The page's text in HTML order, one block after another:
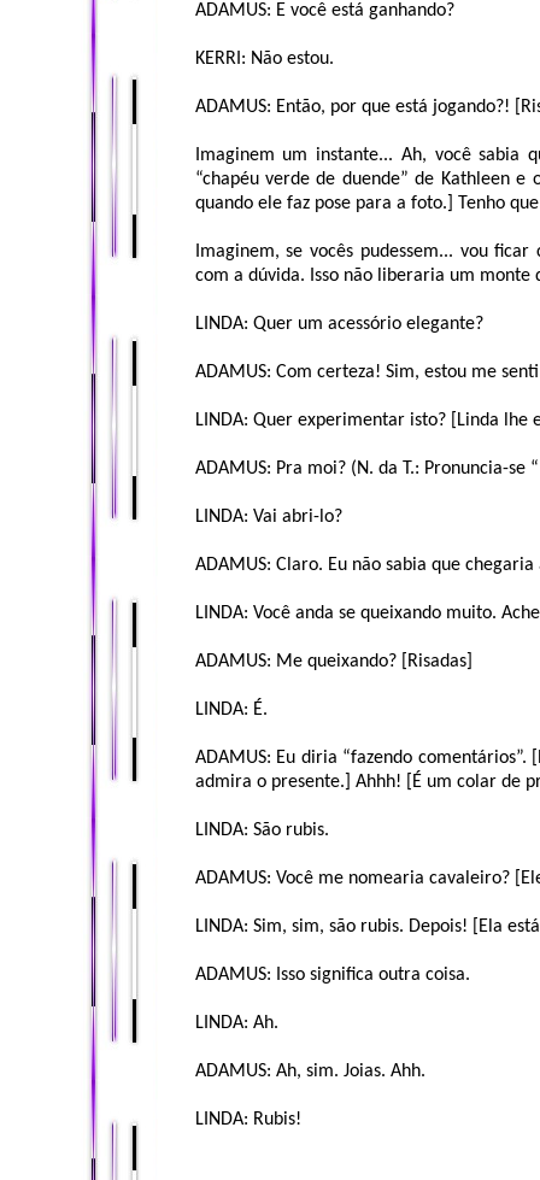
ADAMUS: E você está ganhando?
KERRI: Não estou.
ADAMUS: Então, por que está jogando?!
Imaginem um instante... Ah, você sabia
“chapéu verde de duende” de Kathleen
quando ele faz pose para a foto.] Tenho
Imaginem, se vocês pudessem... vou
com a dúvida. Isso não liberaria um monte
LINDA: Quer um acessório elegante?
ADAMUS: Com certeza! Sim, estou me
LINDA: Quer experimentar isto? [Linda lhe
ADAMUS: Pra moi? (N. da T.: Pronuncia-se
LINDA: Vai abri-lo?
ADAMUS: Claro. Eu não sabia que
LINDA: Você anda se queixando muito.
ADAMUS: Me queixando? [Risadas]
LINDA: É.
ADAMUS: Eu diria “fazendo
admira o presente.] Ahhh! [É um colar de
LINDA: São rubis.
ADAMUS: Você me nomearia cavaleiro?
LINDA: Sim, sim, são rubis. Depois! [Ela
ADAMUS: Isso significa outra coisa.
LINDA: Ah.
ADAMUS: Ah, sim. Joias. Ahh.
LINDA: Rubis!